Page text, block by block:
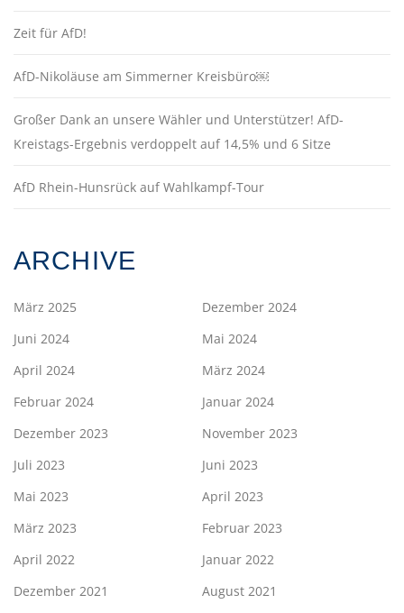
Zeit für AfD!
AfD-Nikoläuse am Simmerner Kreisbüro￼
Großer Dank an unsere Wähler und Unterstützer! AfD-
Kreistags-Ergebnis verdoppelt auf 14,5% und 6 Sitze
AfD Rhein-Hunsrück auf Wahlkampf-Tour
ARCHIVE
März 2025
Dezember 2024
Juni 2024
Mai 2024
April 2024
März 2024
Februar 2024
Januar 2024
Dezember 2023
November 2023
Juli 2023
Juni 2023
Mai 2023
April 2023
März 2023
Februar 2023
April 2022
Januar 2022
Dezember 2021
August 2021